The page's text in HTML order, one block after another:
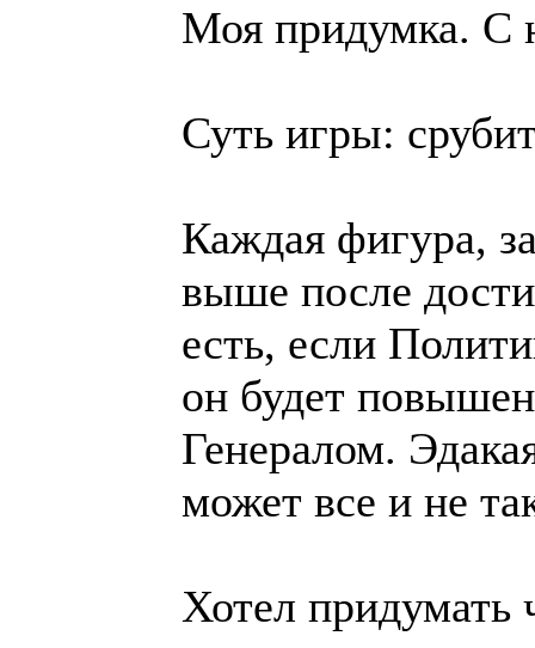
Моя придумка. С
Суть игры:
Каждая фигура,
выше после
есть, если
он будет
Генералом.
может все и не
Хотел